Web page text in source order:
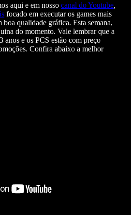
aqui e em nosso canal do Youtube,
focado em executar os games mais
qualidade gráfica. Esta semana,
do momento. Vale lembrar que a
anos e os PCS estão com preço
Confira abaixo a melhor